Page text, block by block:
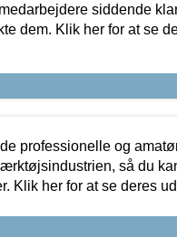
siddende
dem. Klik her for at se
professionelle og
så du
Klik her for at se deres